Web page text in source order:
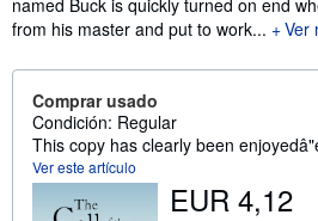
named Buck is quickly turned on end
from his master and put to work...
Ver
Comprar usado
Condición: Regular
This copy has clearly been
Ver este artículo
EUR 4,12